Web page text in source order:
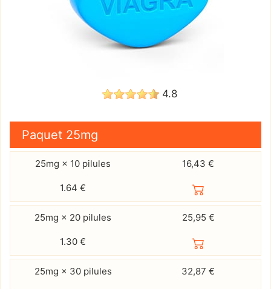
4.8
Paquet 25mg
25mg × 10 pilules 16,43 €
1.64 €
25mg × 20 pilules 25,95 €
1.30 €
25mg × 30 pilules 32,87 €